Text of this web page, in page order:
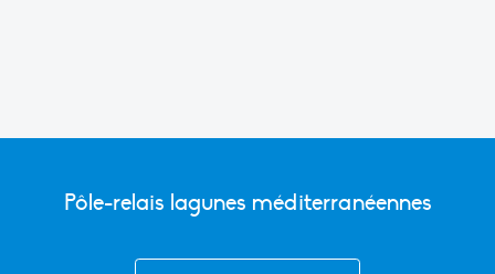
Pôle-relais lagunes méditerranéennes